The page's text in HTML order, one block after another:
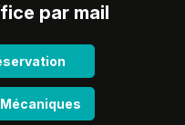
par mail